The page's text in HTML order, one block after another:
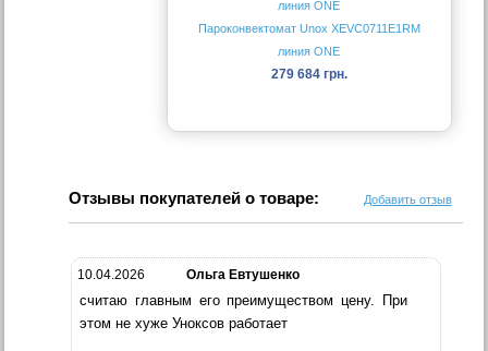
Пароконвектомат Unox XEVC0711E1RM
линия ONE
279 684 грн.
Отзывы покупателей о товаре: Добавить отзыв
10.04.2026 Ольга Евтушенко
считаю главным его преимуществом цену. При
этом не хуже Уноксов работает